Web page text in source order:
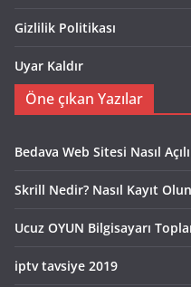
Gizlilik Politikası
Uyar Kaldır
Öne çıkan Yazılar
Bedava Web Sitesi Nasıl
Skrill Nedir? Nasıl Kayıt
Ucuz OYUN Bilgisayarı
iptv tavsiye 2019